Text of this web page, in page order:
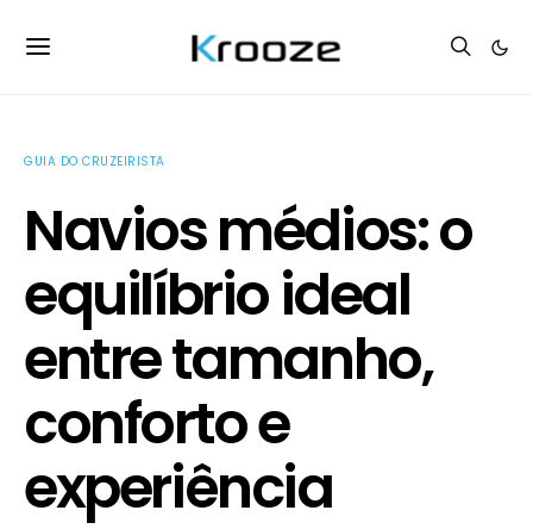
GUIA DO CRUZEIRISTA
Navios médios: o
equilíbrio ideal
entre tamanho,
conforto e
experiência